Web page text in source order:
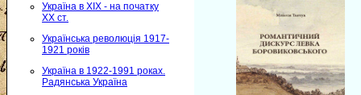
Україна в XIX - на початку
XX ст.
Українська революція 1917-
1921 років
Україна в 1922-1991 роках.
Радянська Україна